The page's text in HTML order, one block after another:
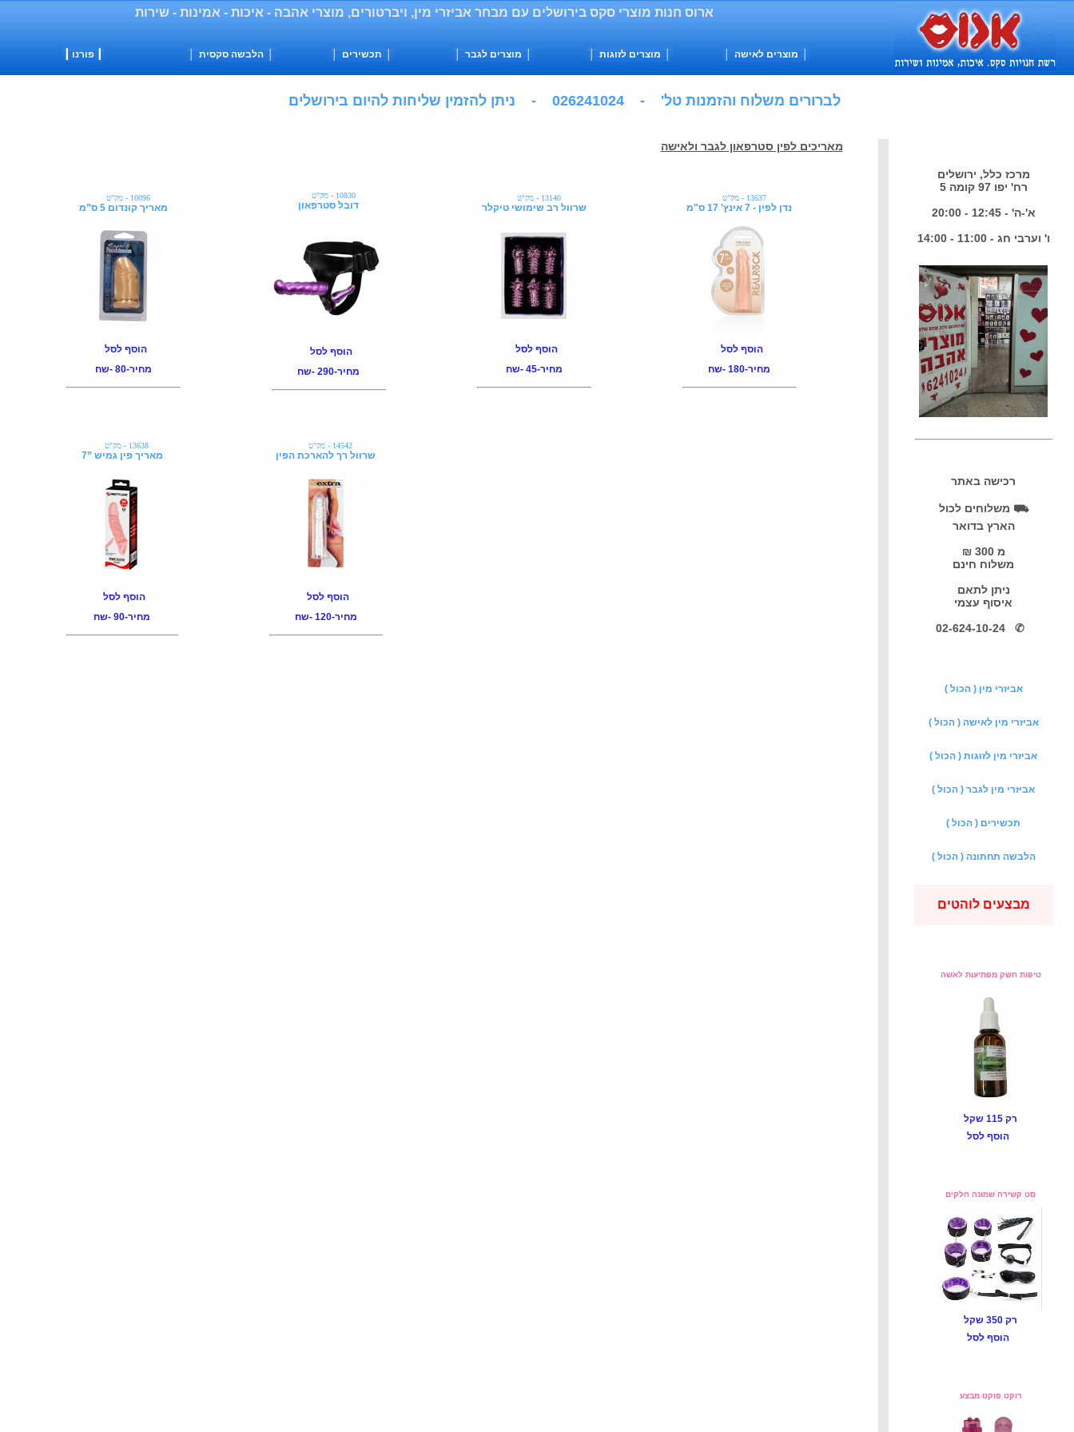
לברורים משלוח והזמנות טל' - 026241024 - ניתן להזמין שליחות להיום בירושלים
מאריכים לפין סטרפאון לגבר ולאישה
10096 - מק"ט
מאריך קונדום 5 ס”מ
הוסף לסל
מחיר-80 -שח
10830 - מק"ט
דובל סטרפאון
הוסף לסל
מחיר-290 -שח
13140 - מק"ט
שרוול רב שימושי טיקלר
הוסף לסל
מחיר-45 -שח
13637 - מק"ט
נדן לפין - 7 אינץ’ 17 ס"מ
הוסף לסל
מחיר-180 -שח
13638 - מק"ט
מאריך פין גמיש ”7
הוסף לסל
מחיר-90 -שח
14542 - מק"ט
שרוול רך להארכת הפין
הוסף לסל
מחיר-120 -שח
מרכז כלל, ירושלים
רח' יפו 97 קומה 5
א'-ה' - 12:45 - 20:00
ו' וערבי חג - 11:00 - 14:00
רכישה באתר
⛟ משלוחים לכול
הארץ בדואר
מ 300 ₪
משלוח חינם
ניתן לתאם
איסוף עצמי
✆ 02-624-10-24
אביזרי מין ( הכול )
אביזרי מין לאישה ( הכול )
אביזרי מין לזוגות ( הכול )
אביזרי מין לגבר ( הכול )
תכשירים ( הכול )
הלבשה תחתונה ( הכול )
מבצעים לוהטים
טיפות חשק מפתיעות לאשה
רק 115 שקל
סט קשירה שמונה חלקים
רק 350 שקל
רוקט פוקט מבצע
ארוס חנות מוצרי סקס בירושלים עם מבחר אביזרי מין, ויברטורים, מוצרי אהבה - איכות - אמינות - שירות
┃ פורנו ┃ │ הלבשה סקסית│ │ תכשירים │ │ מוצרים לגבר │ │ מוצרים לזוגות│ │ │